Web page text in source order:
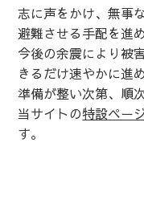
志に声をかけ、無事
避難させる手配を進
今後の余震により被
きるだけ速やかに進
準備が整い次第、順
当サイトの特設ペー
す。